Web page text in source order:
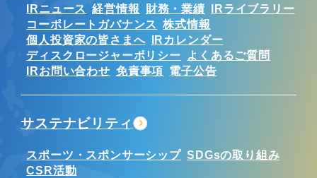
IRニュース 経営情報 財務・業績 IRライブラリー
コーポレートガバナンス 株式情報
個人投資家の皆さまへ IRカレンダー
ディスクロージャーポリシー
よくあるご質問
IRお問い合わせ 免責事項 電子公告
サステナビリティ
スポーツ・スポンサーシップ SDGsの取り組み
CSR活動